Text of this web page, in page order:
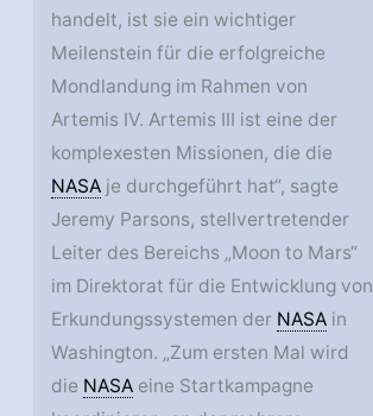
handelt, ist sie ein wichtiger
Meilenstein für die erfolgreiche
Mondlandung im Rahmen von
Artemis IV. Artemis III ist eine der
komplexesten Missionen, die die
NASA je durchgeführt hat“, sagte
Jeremy Parsons, stellvertretender
Leiter des Bereichs „Moon to Mars“
im Direktorat für die Entwicklung von
Erkundungssystemen der NASA in
Washington. „Zum ersten Mal wird
die NASA eine Startkampagne